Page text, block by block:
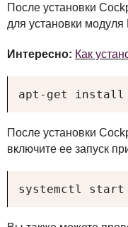
После установки
для установки модуля
Интересно: Как
apt-get install
После установки
включите ее запуск
systemctl start